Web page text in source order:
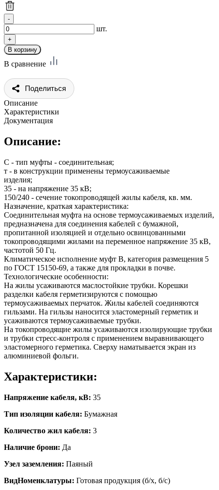
шт.
В сравнение
Поделиться
Описание
Характеристики
Документация
Описание:
С - тип муфты - соединительная;
т - в конструкции применены термоусаживаемые
изделия;
35 - на напряжение 35 кВ;
150/240 - сечение токопроводящей жилы кабеля, кв. мм.
Назначение, краткая характеристика:
Соединительная муфта на основе термоусаживаемых изделий,
предназначена для соединения кабелей с бумажной,
пропитанной изоляцией и отдельно освинцованными
токопроводящими жилами на переменное напряжение 35 кВ,
частотой 50 Гц.
Климатическое исполнение муфт В, категория размещения 5
по ГОСТ 15150-69, а также для прокладки в почве.
Технологические особенности:
На жилы усаживаются маслостойкие трубки. Корешки
разделки кабеля герметизируются с помощью
термоусаживаемых перчаток. Жилы кабелей соединяются
гильзами. На гильзы наносится эластомерный герметик и
усаживаются термоусаживаемые трубки.
На токопроводящие жилы усаживаются изолирующие трубки
и трубки стресс-контроля с применением выравнивающего
эластомерного герметика. Сверху наматывается экран из
алюминиевой фольги.
Характеристики:
Напряжение кабеля, кВ: 35
Тип изоляции кабеля: Бумажная
Количество жил кабеля: 3
Наличие брони: Да
Узел заземления: Паяный
ВидНоменклатуры: Готовая продукция (б/х, б/с)